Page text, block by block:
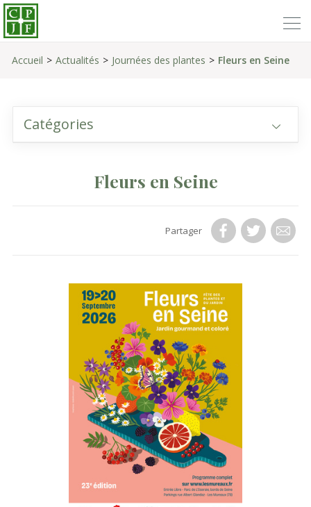
Accueil Actualités Journées des plantes Fleurs en Seine
Catégories
Fleurs en Seine
Partager